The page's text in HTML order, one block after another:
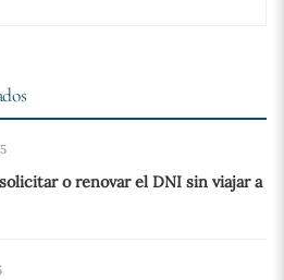
o renovar el DNI sin viajar a